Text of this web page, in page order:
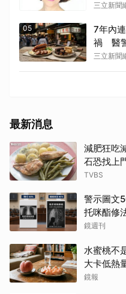
三立新聞
05
7年內
禍 醫
三立新聞
最新消息
減肥狂吃
石恐找上
TVBS
警示圖文
托咪酯修
鏡週刊
水蜜桃不
大卡低熱
鏡報